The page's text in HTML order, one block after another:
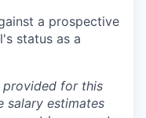
a prospective
status as a
provided for this
salary estimates